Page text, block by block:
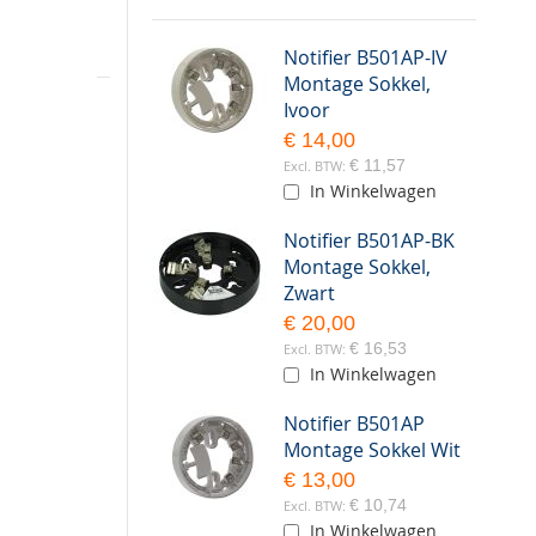
Notifier B501AP-IV
Montage Sokkel,
Ivoor
€ 14,00
€ 11,57
In Winkelwagen
Notifier B501AP-BK
Montage Sokkel,
Zwart
€ 20,00
€ 16,53
In Winkelwagen
Notifier B501AP
Montage Sokkel Wit
€ 13,00
€ 10,74
In Winkelwagen